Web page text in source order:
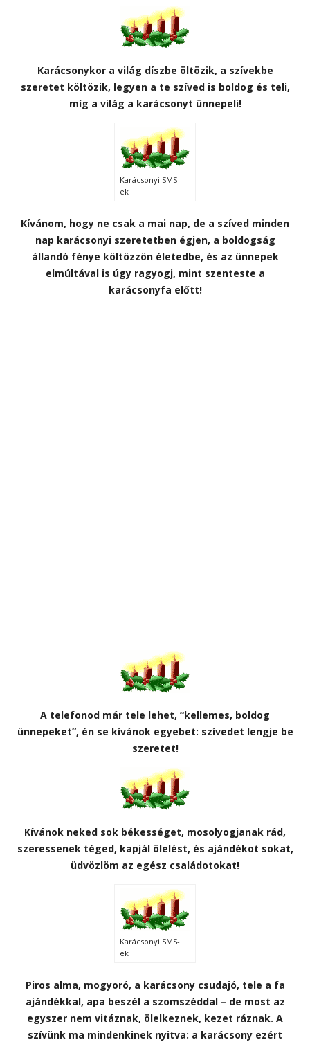
Karácsonykor a világ díszbe öltözik, a szívekbe
szeretet költözik, legyen a te szíved is boldog és teli,
míg a világ a karácsonyt ünnepeli!
Karácsonyi SMS-
ek
Kívánom, hogy ne csak a mai nap, de a szíved minden
nap karácsonyi szeretetben égjen, a boldogság
állandó fénye költözzön életedbe, és az ünnepek
elmúltával is úgy ragyogj, mint szenteste a
karácsonyfa előtt!
A telefonod már tele lehet, “kellemes, boldog
ünnepeket”, én se kívánok egyebet: szívedet lengje be
szeretet!
Kívánok neked sok békességet, mosolyogjanak rád,
szeressenek téged, kapjál ölelést, és ajándékot sokat,
üdvözlöm az egész családotokat!
Karácsonyi SMS-
ek
Piros alma, mogyoró, a karácsony csudajó, tele a fa
ajándékkal, apa beszél a szomszéddal – de most az
egyszer nem vitáznak, ölelkeznek, kezet ráznak. A
szívünk ma mindenkinek nyitva: a karácsony ezért